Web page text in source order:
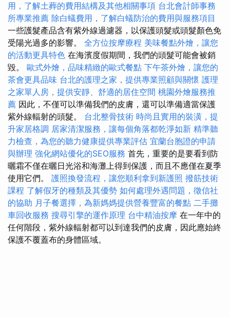
用，了解土葬的費用結構及其他相關事項 台北會計師事務
所專業推薦 除白蟻費用，了解白蟻防治的費用與服務項目
一些護髮產品含有紫外線過濾器，以保護頭髮或頭髮顏色免
受陽光過多的影響。 全方位按摩療程 美味餐點外燴，讓您
的活動更具特色 在海濱度假期間，我們的頭髮可能會被銷
毀。 歐式外燴，品味精緻的歐式餐點 下午茶外燴，讓您的
茶會更具品味 台北的護理之家，提供專業照顧與關懷 護理
之家單人房，提供安靜、舒適的居住空間 桃園外燴服務推
薦 因此，不僅可以準備我們的皮膚，還可以準備適當保護
紫外線輻射的頭髮。 台北整骨技術 時尚且實用的裝潢，提
升家居格調 居家清潔服務，讓每個角落都乾淨如新 精準聽
力檢查，為您的聽力健康提供專業評估 宜蘭台胞證的申請
與辦理 強化網站優化的SEO服務 首先，重要的是要看到防
曬霜不僅在曬日光浴和海灘上得到保護，而且不應僅在夏季
使用它們。 護照換發流程，讓您順利拿到新護照 撥筋技術
課程 了解假牙的種類及其優勢 如何處理外遇問題，徵信社
的協助 月子餐選擇，為新媽媽提供營養豐富的餐點 二手攤
車回收服務 搜尋引擎的運作原理 台中精油按摩 在一年中的
任何階段，紫外線輻射都可以到達我們的皮膚，因此應始終
保護不覆蓋布的身體區域。